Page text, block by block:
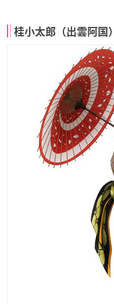
桂小太郎（出雲阿国）